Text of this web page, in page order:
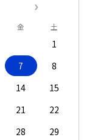
金 土
1
7
8
14
15
21
22
28
29